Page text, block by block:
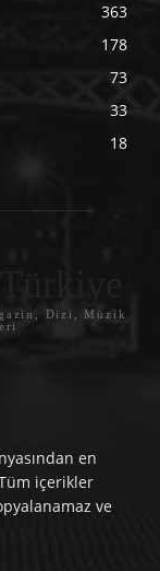
363
178
73
33
18
Dizi, Müzik
en
içerikler
ve